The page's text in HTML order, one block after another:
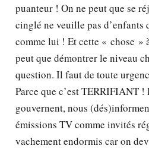
puanteur ! On ne peut que se
cinglé ne veuille pas
comme lui ! Et cette « chose »
peut que démontrer le niveau
question. Il faut de toute
Parce que c’est TERRIFIANT !
gouvernent, nous
émissions TV comme invités
vachement endormis car on